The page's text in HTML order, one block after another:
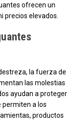
ofrecen un
precios elevados.
la fuerza de
las molestias
ayudan a proteger
permiten a los
productos